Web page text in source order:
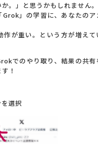
。」と思うかもしれません。
Grok」の学習に、あなたのア
作が重い。という方が増えて
でのやり取り、結果の共有
！
選択